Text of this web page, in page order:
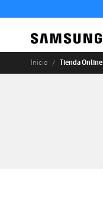
Inicio Tienda Online